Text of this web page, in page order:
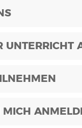
UNTERRICHT